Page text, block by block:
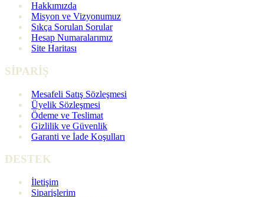
Hakkımızda
Misyon ve Vizyonumuz
Sıkça Sorulan Sorular
Hesap Numaralarımız
Site Haritası
SİPARİŞ
Mesafeli Satış Sözleşmesi
Üyelik Sözleşmesi
Ödeme ve Teslimat
Gizlilik ve Güvenlik
Garanti ve İade Koşulları
DESTEK
İletişim
Siparişlerim